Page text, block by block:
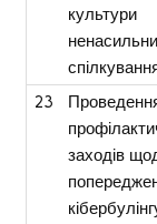
культури
23
заходів